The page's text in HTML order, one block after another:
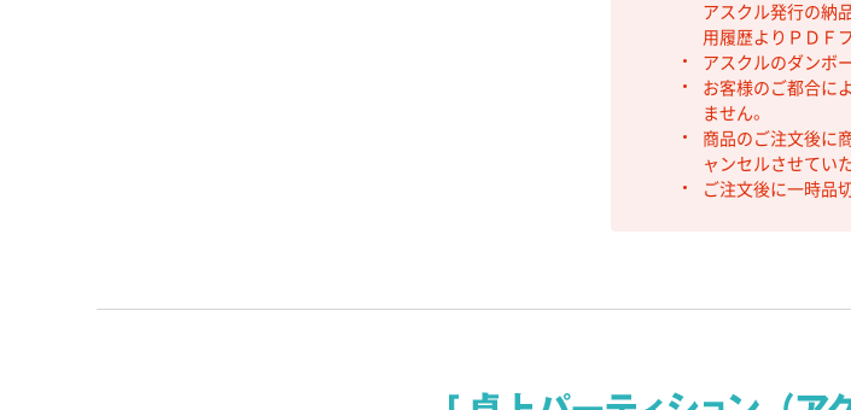
アスクル発行の納
用履歴よりＰＤＦ
アスクルのダンボ
お客様のご都合に
ません。
商品のご注文後に
ャンセルさせてい
ご注文後に一時品